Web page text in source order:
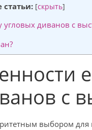
[скрыть]
угловых диванов с
с
выбором